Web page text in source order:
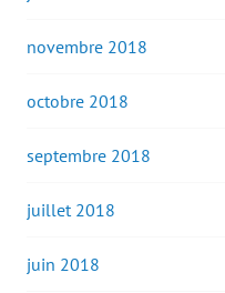
novembre 2018
octobre 2018
septembre 2018
juillet 2018
juin 2018